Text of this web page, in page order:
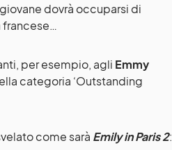
dovrà occuparsi di
francese…
per esempio, agli Emmy
categoria ‘Outstanding
come sarà Emily in Paris 2: